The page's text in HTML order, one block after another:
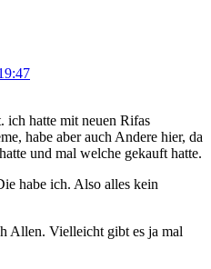
ich hatte mit neuen Rifas
habe aber auch Andere hier, da
und mal welche gekauft hatte.
habe ich. Also alles kein
Allen. Vielleicht gibt es ja mal